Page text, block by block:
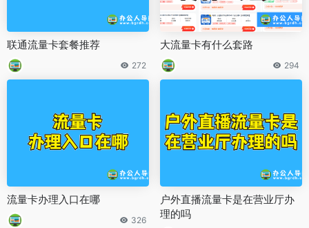
联通流量卡套餐推荐
272
大流量卡有什么套路
294
流量卡办理入口在哪
326
户外直播流量卡是在营业厅办
理的吗